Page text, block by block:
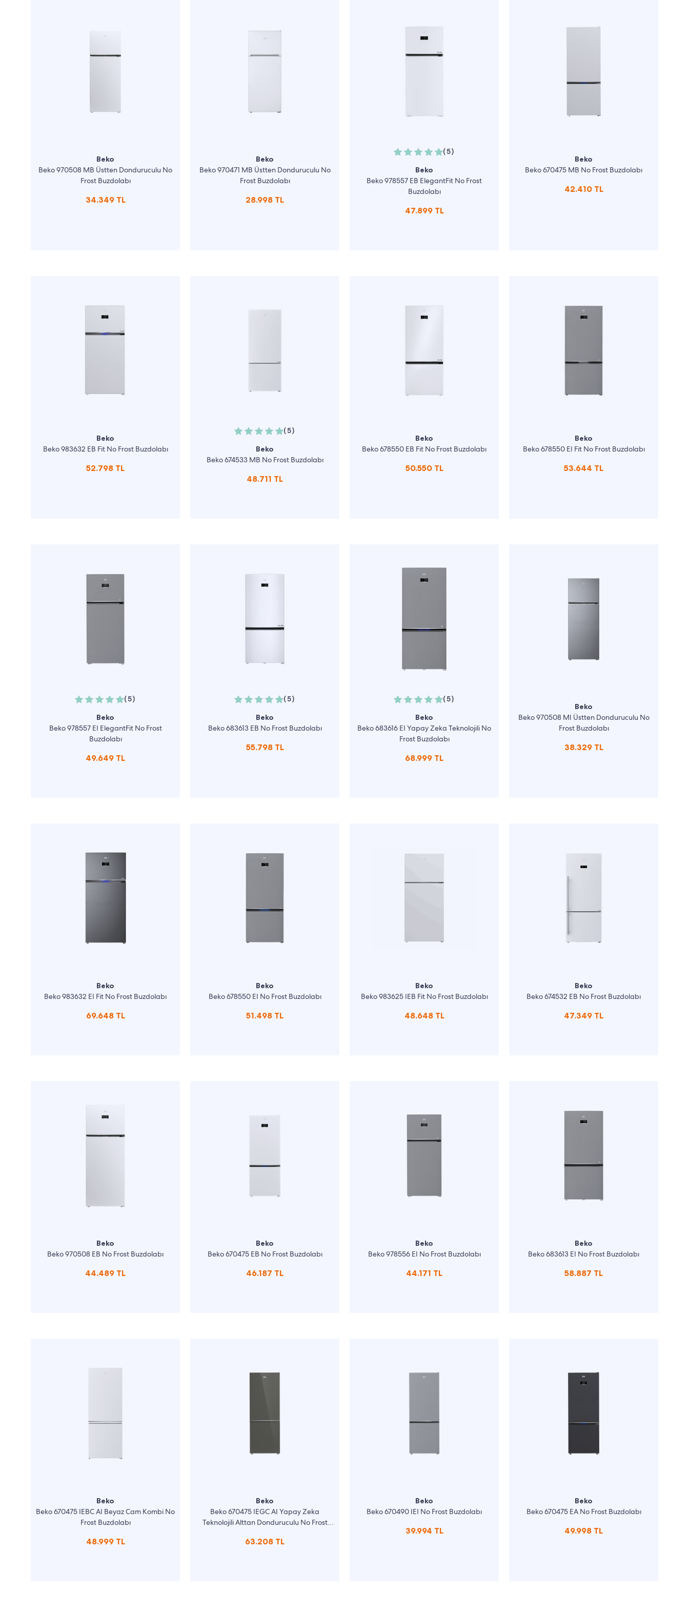
Beko
Beko 970508 MB Üstten Donduruculu No
Frost Buzdolabı
34.349 TL
Beko
Beko 970471 MB Üstten Donduruculu No
Frost Buzdolabı
28.998 TL
(5)
Beko
Beko 978557 EB ElegantFit No Frost
Buzdolabı
47.899 TL
Beko
Beko 670475 MB No Frost Buzdolabı
42.410 TL
Beko
Beko 983632 EB Fit No Frost Buzdolabı
52.798 TL
(5)
Beko
Beko 674533 MB No Frost Buzdolabı
48.711 TL
Beko
Beko 678550 EB Fit No Frost Buzdolabı
50.550 TL
Beko
Beko 678550 EI Fit No Frost Buzdolabı
53.644 TL
(5)
Beko
Beko 978557 EI ElegantFit No Frost
Buzdolabı
49.649 TL
(5)
Beko
Beko 683613 EB No Frost Buzdolabı
55.798 TL
(5)
Beko
Beko 683616 EI Yapay Zeka Teknolojili No
Frost Buzdolabı
68.999 TL
Beko
Beko 970508 MI Üstten Donduruculu No
Frost Buzdolabı
38.329 TL
Beko
Beko 983632 EI Fit No Frost Buzdolabı
69.648 TL
Beko
Beko 678550 EI No Frost Buzdolabı
51.498 TL
Beko
Beko 983625 IEB Fit No Frost Buzdolabı
48.648 TL
Beko
Beko 674532 EB No Frost Buzdolabı
47.349 TL
Beko
Beko 970508 EB No Frost Buzdolabı
44.489 TL
Beko
Beko 670475 EB No Frost Buzdolabı
46.187 TL
Beko
Beko 978556 EI No Frost Buzdolabı
44.171 TL
Beko
Beko 683613 EI No Frost Buzdolabı
58.887 TL
Beko
Beko 670475 IEBC AI Beyaz Cam Kombi No
Frost Buzdolabı
48.999 TL
Beko
Beko 670475 IEGC AI Yapay Zeka
Teknolojili Alttan Donduruculu No Frost
63.208 TL
Beko
Beko 670490 IEI No Frost Buzdolabı
39.994 TL
Beko
Beko 670475 EA No Frost Buzdolabı
49.998 TL